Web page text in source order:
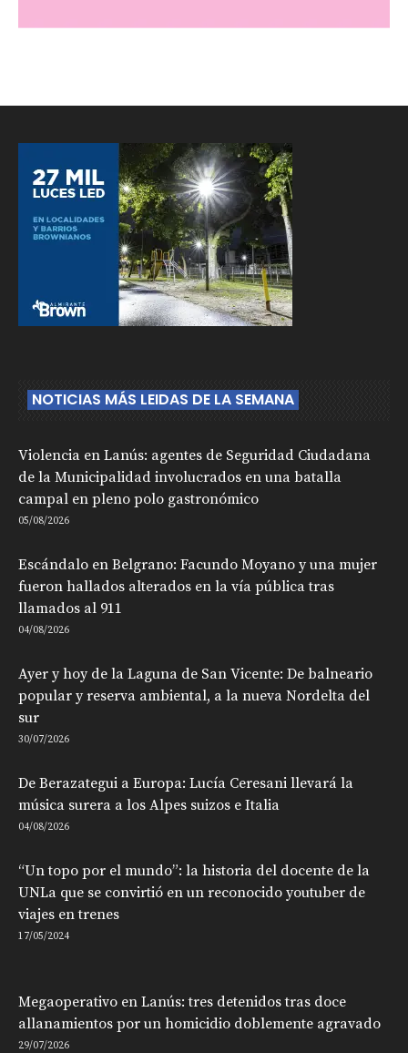
NOTICIAS MÁS LEIDAS DE LA SEMANA
Violencia en Lanús: agentes de Seguridad Ciudadana
de la Municipalidad involucrados en una batalla
campal en pleno polo gastronómico
05/08/2026
Escándalo en Belgrano: Facundo Moyano y una mujer
fueron hallados alterados en la vía pública tras
llamados al 911
04/08/2026
Ayer y hoy de la Laguna de San Vicente: De balneario
popular y reserva ambiental, a la nueva Nordelta del
sur
30/07/2026
De Berazategui a Europa: Lucía Ceresani llevará la
música surera a los Alpes suizos e Italia
04/08/2026
“Un topo por el mundo”: la historia del docente de la
UNLa que se convirtió en un reconocido youtuber de
viajes en trenes
17/05/2024
Megaoperativo en Lanús: tres detenidos tras doce
allanamientos por un homicidio doblemente agravado
29/07/2026